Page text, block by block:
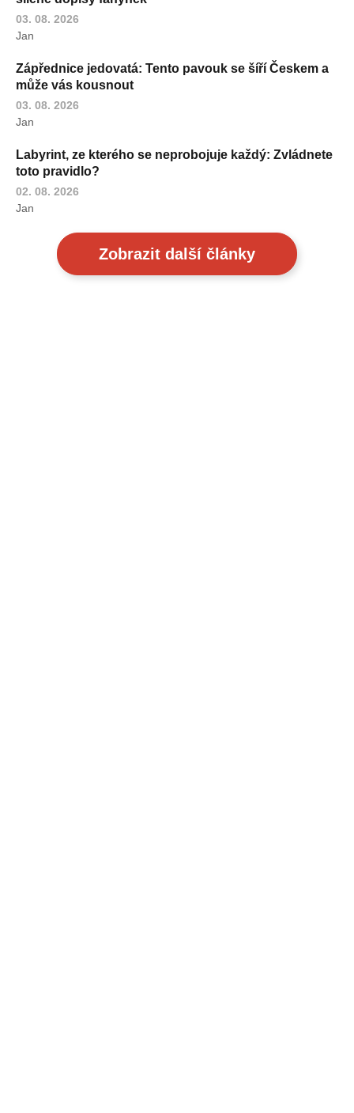
03. 08. 2026
Jan
Zápřednice jedovatá: Tento pavouk se šíří Českem a
může vás kousnout
03. 08. 2026
Jan
Labyrint, ze kterého se neprobojuje každý: Zvládnete
toto pravidlo?
02. 08. 2026
Jan
Zobrazit další články